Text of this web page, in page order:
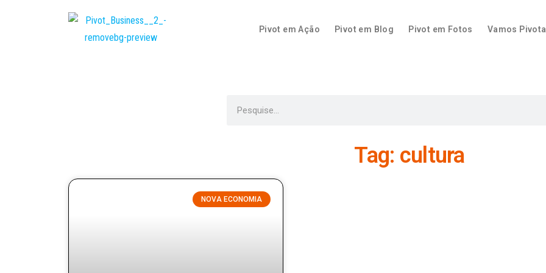
Pivot em Ação Pivot em Blog Pivot em Fotos Vamos
Tag: cultura
NOVA ECONOMIA